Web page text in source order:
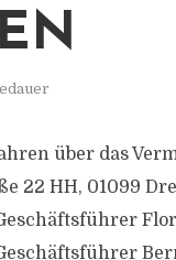
über das
22 HH, 01099